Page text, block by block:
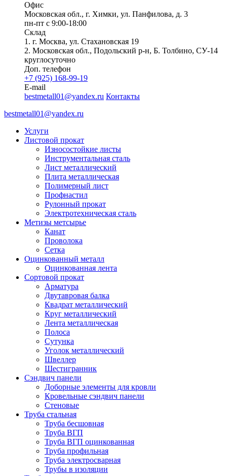
Офис
Московская обл., г. Химки, ул. Панфилова, д. 3
пн-пт с 9:00-18:00
Склад
1. г. Москва, ул. Стахановская 19
2. Московская обл., Подольский р-н, Б. Толбино, СУ-14
круглосуточно
Доп. телефон
+7 (925) 168-99-19
E-mail
bestmetall01@yandex.ru Контакты
bestmetall01@yandex.ru
Услуги
Листовой прокат
Износостойкие листы
Инструментальная сталь
Лист металлический
Плита металлическая
Полимерный лист
Профнастил
Рулонный прокат
Электротехническая сталь
Метизы метсырье
Канат
Проволока
Сетка
Оцинкованный металл
Оцинкованная лента
Сортовой прокат
Арматура
Двутавровая балка
Квадрат металлический
Круг металлический
Лента металлическая
Полоса
Сутунка
Уголок металлический
Швеллер
Шестигранник
Сэндвич панели
Доборные элементы для кровли
Кровельные сэндвич панели
Стеновые
Труба стальная
Труба бесшовная
Труба ВГП
Труба ВГП оцинкованная
Труба профильная
Труба электросварная
Трубы в изоляции